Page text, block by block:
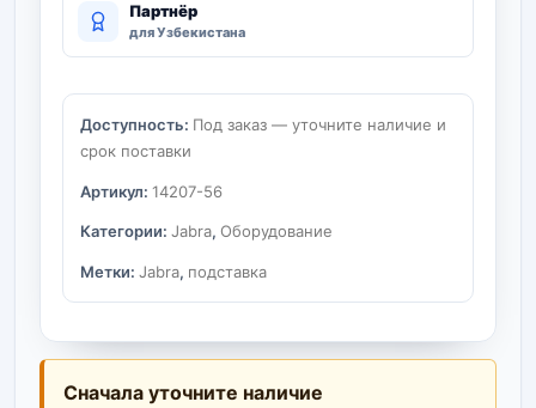
Партнёр
для Узбекистана
Доступность: Под заказ — уточните наличие и
срок поставки
Артикул: 14207-56
Категории: Jabra, Оборудование
Метки: Jabra, подставка
Сначала уточните наличие